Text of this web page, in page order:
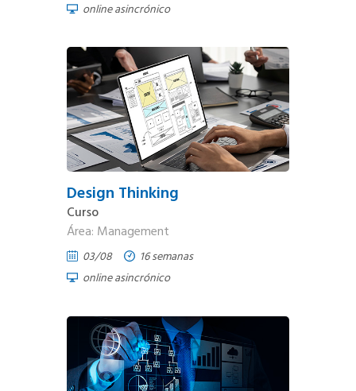
online asincrónico
Design Thinking
Curso
Área: Management
03/08
16 semanas
online asincrónico